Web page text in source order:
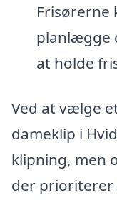
Frisørerne
planlægge
at holde
Ved at vælge
dameklip i
klipning, men
der prioriterer